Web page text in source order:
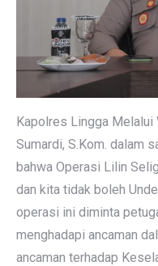
Kapolres Lingga Melalui
Sumardi, S.Kom. dalam
bahwa Operasi Lilin
dan kita tidak boleh
operasi ini diminta
menghadapi ancaman
ancaman terhadap